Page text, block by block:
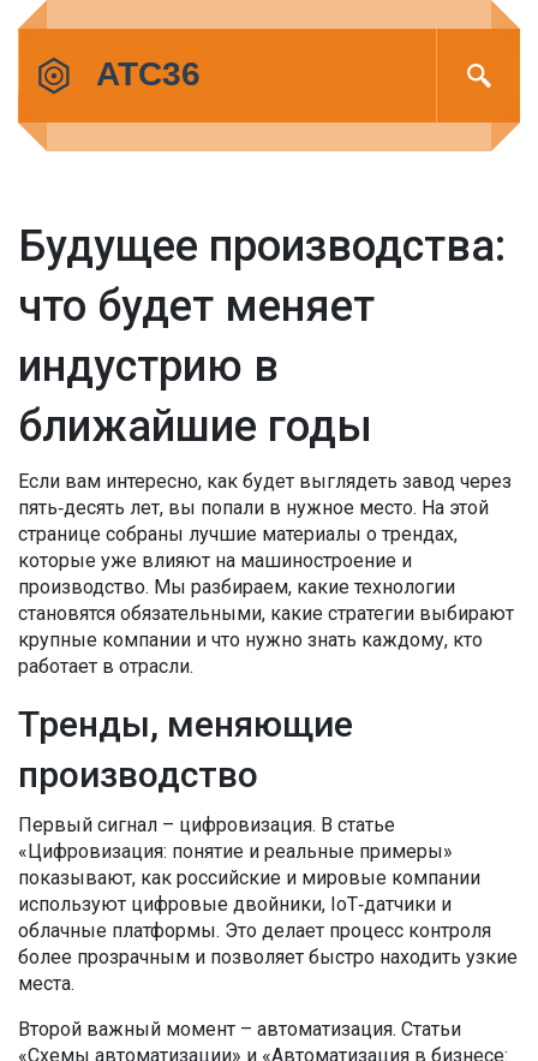
Будущее производства:
что будет меняет
индустрию в
ближайшие годы
Если вам интересно, как будет выглядеть завод через
пять‑десять лет, вы попали в нужное место. На этой
странице собраны лучшие материалы о трендах,
которые уже влияют на машиностроение и
производство. Мы разбираем, какие технологии
становятся обязательными, какие стратегии выбирают
крупные компании и что нужно знать каждому, кто
работает в отрасли.
Тренды, меняющие
производство
Первый сигнал – цифровизация. В статье
«Цифровизация: понятие и реальные примеры»
показывают, как российские и мировые компании
используют цифровые двойники, IoT‑датчики и
облачные платформы. Это делает процесс контроля
более прозрачным и позволяет быстро находить узкие
места.
Второй важный момент – автоматизация. Статьи
«Схемы автоматизации» и «Автоматизация в бизнесе: